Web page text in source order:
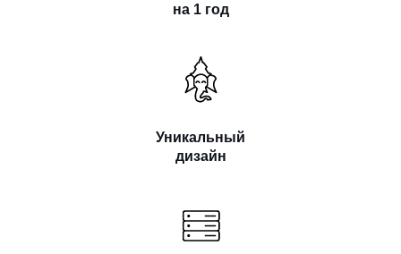
на 1 год
Уникальный
дизайн